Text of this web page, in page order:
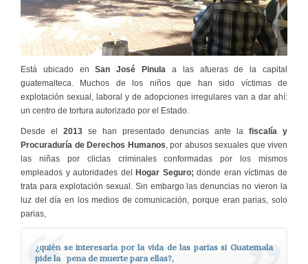
Está ubicado enSan José Pinula a las afueras de la capital
guatemalteca. Muchos de los niños que han sido víctimas de
explotación sexual, laboral y de adopciones irregulares van a dar ahí:
un centro de tortura autorizado por el Estado.
Desde el 2013se han presentado denuncias ante lafiscalía y
Procuraduría de Derechos Humanos , por abusos sexuales que viven
las niñas por cliclas criminales conformadas por los mismos
empleados y autoridades delHogar Seguro; donde eran víctimas de
trata para explotación sexual. Sin embargo las denuncias no vieron la
luz del día en los medios de comunicación, porque eran parias, solo
parias,
¿quién se interesaría por la vida de las parias si Guatemala
pide la pena de muerte para ellas?,